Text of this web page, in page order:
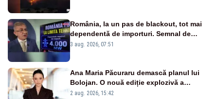
România, la un pas de blackout, tot mai
dependentă de importuri. Semnal de
alarmă tras de un expert în energie
3 aug. 2026, 07:51
Ana Maria Păcuraru demască planul lui
Bolojan. O nouă ediție explozivă a
emisiunii „Miza Zilei” la Realitatea PLUS
2 aug. 2026, 15:42